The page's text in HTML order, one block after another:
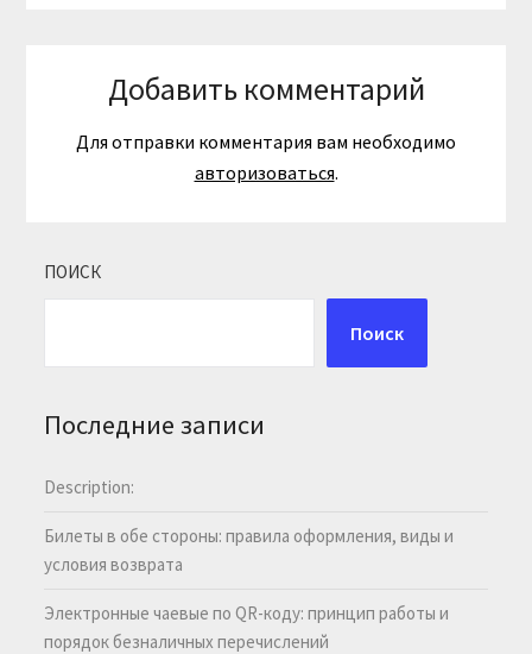
Добавить комментарий
Для отправки комментария вам необходимо
авторизоваться.
ПОИСК
Поиск
Последние записи
Description:
Билеты в обе стороны: правила оформления, виды и
условия возврата
Электронные чаевые по QR-коду: принцип работы и
порядок безналичных перечислений